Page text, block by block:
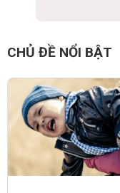
CHỦ ĐỀ NỔI BẬT